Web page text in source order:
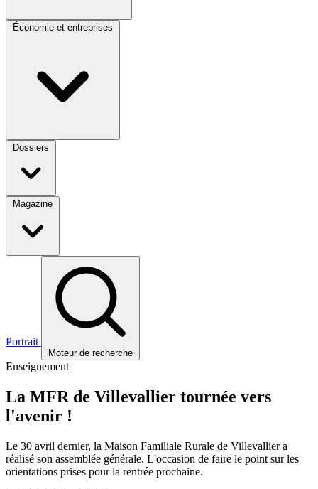
Économie et entreprises
Dossiers
Magazine
Portrait
Moteur de recherche
Enseignement
La MFR de Villevallier tournée vers
l'avenir !
Le 30 avril dernier, la Maison Familiale Rurale de Villevallier a
réalisé son assemblée générale. L'occasion de faire le point sur les
orientations prises pour la rentrée prochaine.